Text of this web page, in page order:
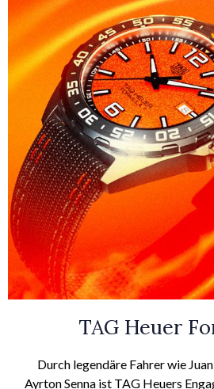
TAG Heuer
Durch legendäre Fahrer wie
Ayrton Senna ist TAG Heuers